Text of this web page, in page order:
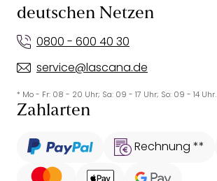
deutschen Netzen
0800 - 600 40 30
service@lascana.de
* Mo - Fr: 08 - 20 Uhr; Sa: 09 - 17 Uhr; So: 09 - 14 Uhr.
Zahlarten
Rechnung **